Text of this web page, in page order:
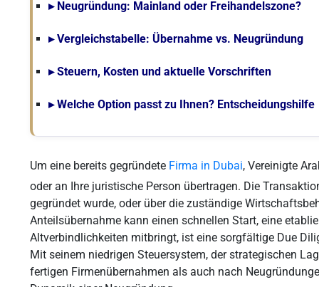
▸ Neugründung: Mainland oder Freihandelszone?
▸ Vergleichstabelle: Übernahme vs. Neugründung
▸ Steuern, Kosten und aktuelle Vorschriften
▸ Welche Option passt zu Ihnen? Entscheidungshilfe
Um eine bereits gegründete Firma in Dubai, Vereinigte
oder an Ihre juristische Person übertragen. Die
gegründet wurde, oder über die zuständige
Anteilsübernahme kann einen schnellen Start, eine
Altverbindlichkeiten mitbringt, ist eine sorgfältige Due
Mit seinem niedrigen Steuersystem, der strategischen
fertigen Firmenübernahmen als auch nach